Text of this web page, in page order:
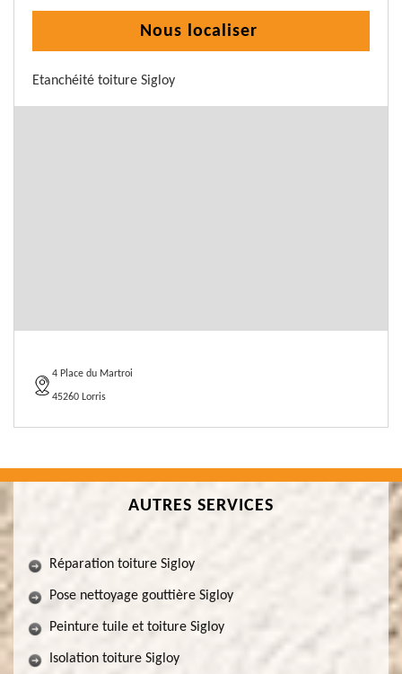
Nous localiser
Etanchéité toiture Sigloy
4 Place du Martroi
45260 Lorris
AUTRES SERVICES
Réparation toiture Sigloy
Pose nettoyage gouttière Sigloy
Peinture tuile et toiture Sigloy
Isolation toiture Sigloy